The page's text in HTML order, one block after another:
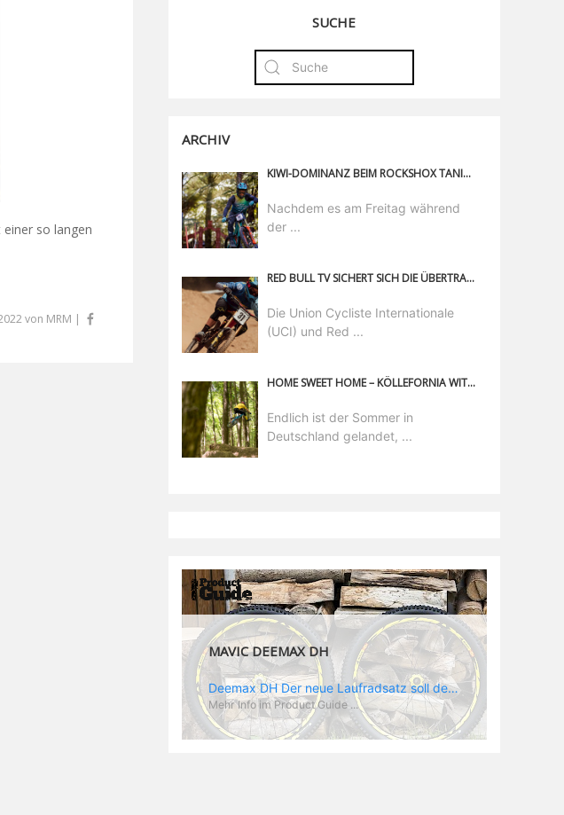
einer so langen
von MRM |
SUCHE
ARCHIV
KIWI-DOMINANZ BEIM ROCKSHOX TANIWHA DOWNHILL IN CRANKWORX ROTORUA
Nachdem es am Freitag während
der ...
RED BULL TV SICHERT SICH DIE ÜBERTRAGUNGSRECHTE DES WC
Die Union Cycliste Internationale
(UCI) und Red ...
HOME SWEET HOME – KÖLLEFORNIA WITH SPEED AND STYLE
Endlich ist der Sommer in
Deutschland gelandet, ...
MAVIC DEEMAX DH
Deemax DH Der neue Laufradsatz soll den veränderten Ansprüchen im Downhill Einsatz gerecht werden: die Geschwindigkeiten werden immer höher, die Kräfte, die aufs Material wirken ebenfalls. Damit steigen natürlich auch die Ansprüche der Fahrer ans Material. Das einzige, was eventuell niedriger wird, ist der Reifendruck. Somit ergibt sich der Anforderungskatalog an das Deemax-Update. Hier ist das Ergebnis: - der Laufradsatz bekam eine neue Felge mit 28 mm Innenbreite. Laut Scott Sharples ist das der beste Kompromiss aus Stabilität, Gewicht und Steifigkeit, vor allem aber passt diese Breite am besten zu den Reifen, die aktuell auf dem Markt sind und im Renneinsatz gefahren werden. Es gehe auch breite und schmaler, 28 mm hätten sich aber im Test als Optimum herausgestellt. - mit einem 4D-Fertigungsprozess wurde die Materialverteilung optimiert: Stabilität dort, wo sie erforderlich ist, Gewichtsersparnis da, wo es Sinn macht. Somit gibt Mavic eine GGewichtsersparnis von 15 % an, ohne an Stabilität einzubüßen - neue, ultraleichte „double butted“ Speichen und ein super effizienter Freilauf - Mavics bewährtes UST System für perfekte Kompatibilität mit Tubeless Reifen - Gewicht (Laufradset): 1944 g)
Mehr Info im Product Guide ...